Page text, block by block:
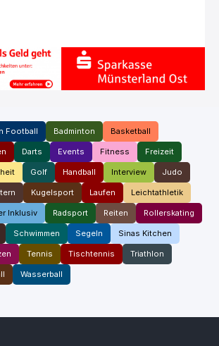
Football Badminton Basketball
Darts Events Fitness Freizeit
Golf Handball Interview Judo
Kugelsport Laufen Leichtathletik
Inklusiv Radsport Reiten Rollerskating
Schwimmen Segeln Sinas Kitchen
Tennis Tischtennis Triathlon
Wasserball